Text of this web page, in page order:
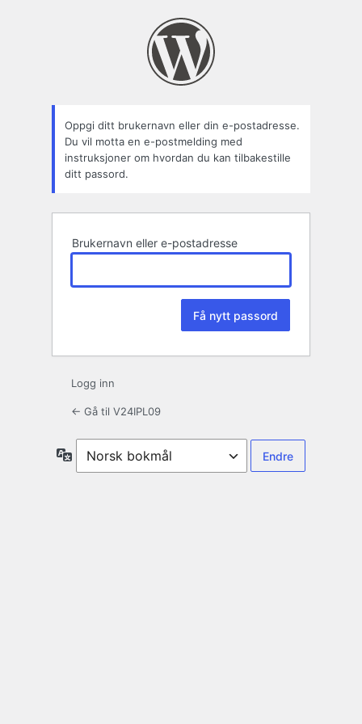
Oppgi ditt brukernavn eller din e-postadresse.
Du vil motta en e-postmelding med
instruksjoner om hvordan du kan tilbakestille
ditt passord.
Brukernavn eller e-postadresse
Logg inn
← Gå til V24IPL09
Språk